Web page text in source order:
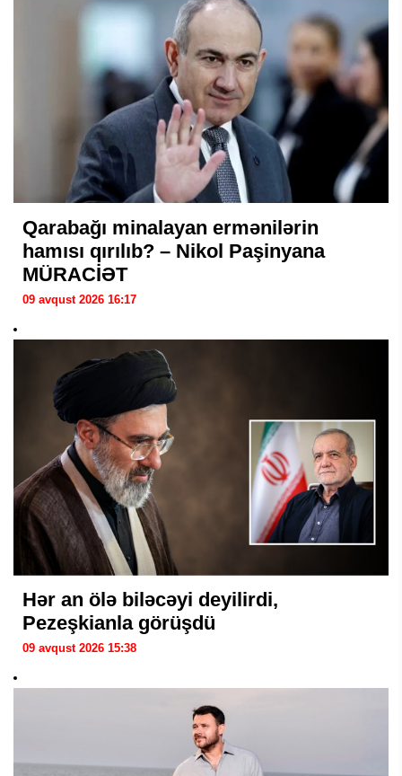
Qarabağı minalayan ermənilərin
hamısı qırılıb? – Nikol Paşinyana
MÜRACİƏT
09 avqust 2026 16:17
Hər an ölə biləcəyi deyilirdi,
Pezeşkianla görüşdü
09 avqust 2026 15:38